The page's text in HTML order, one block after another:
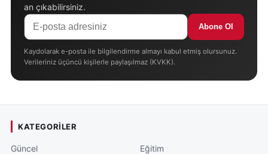
an çıkabilirsiniz.
Abone Ol
Kaydolarak e-posta ile bilgilendirme almayı kabul etmiş olursunuz.
Verileriniz üçüncü kişilerle paylaşılmaz (KVKK).
KATEGORILER
Güncel
Eğitim